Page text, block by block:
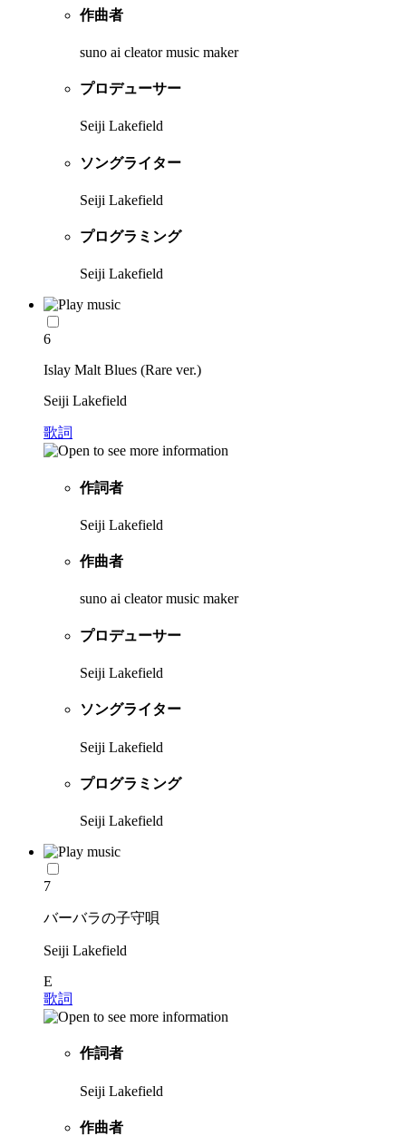
作曲者
suno ai cleator music maker
プロデューサー
Seiji Lakefield
ソングライター
Seiji Lakefield
プログラミング
Seiji Lakefield
6
Islay Malt Blues (Rare ver.)
Seiji Lakefield
歌詞
作詞者
Seiji Lakefield
作曲者
suno ai cleator music maker
プロデューサー
Seiji Lakefield
ソングライター
Seiji Lakefield
プログラミング
Seiji Lakefield
7
バーバラの子守唄
Seiji Lakefield
E
歌詞
作詞者
Seiji Lakefield
作曲者